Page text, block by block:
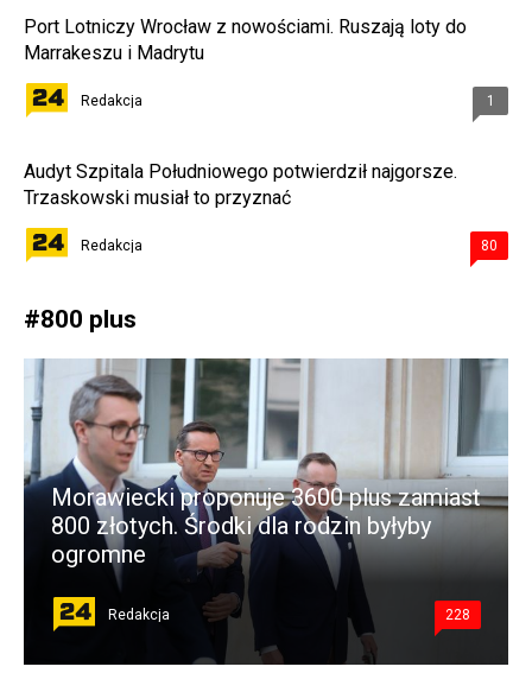
Port Lotniczy Wrocław z nowościami. Ruszają loty do
Marrakeszu i Madrytu
Redakcja 1
Audyt Szpitala Południowego potwierdził najgorsze.
Trzaskowski musiał to przyznać
Redakcja 80
#800 plus
Morawiecki proponuje 3600 plus zamiast
800 złotych. Środki dla rodzin byłyby
ogromne
Redakcja 228